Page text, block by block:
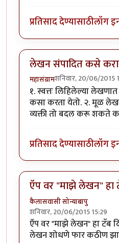
प्रतिसाद देण्यासाठीलॉग
लेखन संपादित कसे
महासंग्रामशनिवार, 20/06/2015
१. स्वत्तः लिहिलेल्या
कसा करता येतो. २. मूळ
व्यक्ती तो बदल करू शकते
प्रतिसाद देण्यासाठीलॉग
ऍप वर "माझे लेखन" हा
कैलासवासी सोन्याबापु
शनिवार, 20/06/2015 15:29
ऍप वर "माझे लेखन" हा टॅब
लेखन शोधणे फार कठीण